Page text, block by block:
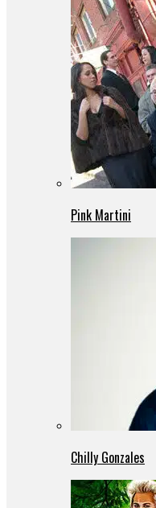
Pink Martini
Chilly Gonzales